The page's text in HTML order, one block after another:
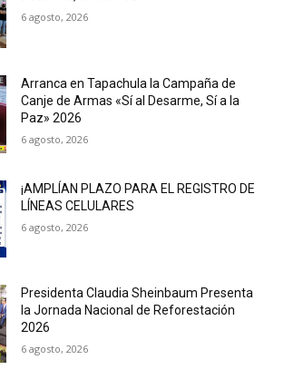
6 agosto, 2026
Arranca en Tapachula la Campaña de
Canje de Armas «Sí al Desarme, Sí a la
Paz» 2026
6 agosto, 2026
¡AMPLÍAN PLAZO PARA EL REGISTRO DE
LÍNEAS CELULARES
6 agosto, 2026
Presidenta Claudia Sheinbaum Presenta
la Jornada Nacional de Reforestación
2026
6 agosto, 2026